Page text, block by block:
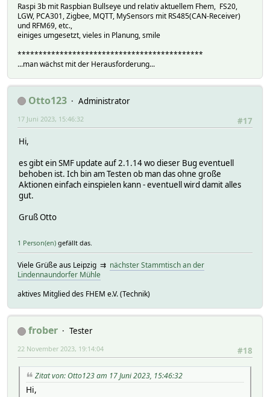
Raspi 3b mit Raspbian Bullseye und relativ aktuellem Fhem, FS20,
LGW, PCA301, Zigbee, MQTT, MySensors mit RS485(CAN-Receiver)
und RFM69, etc.,
einiges umgesetzt, vieles in Planung, smile
********************************************
...man wächst mit der Herausforderung...
Otto123
Administrator
#17
17 Juni 2023, 15:46:32
Hi,
es gibt ein SMF update auf 2.1.14 wo dieser Bug eventuell
behoben ist. Ich bin am Testen ob man das ohne große
Aktionen einfach einspielen kann - eventuell wird damit alles
gut.
Gruß Otto
1 Person(en) gefällt das.
Viele Grüße aus Leipzig ⇉ nächster Stammtisch an der
Lindennaundorfer Mühle
aktives Mitglied des FHEM e.V. (Technik)
frober
Tester
#18
22 November 2023, 19:14:04
Zitat von: Otto123 am 17 Juni 2023, 15:46:32
Hi,